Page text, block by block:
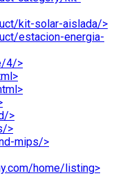
kit-solar-aislada/>
estacion-energia-
4/>
>
>
mips/>
home/listing>